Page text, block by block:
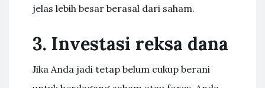
jelas lebih besar berasal dari saham.
3. Investasi reksa dana
Jika Anda jadi tetap belum cukup berani